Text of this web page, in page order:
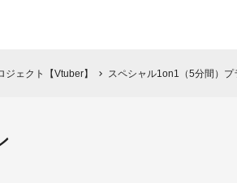
ェクト【Vtuber】 chevron_right スペシャル1on1（5分間）プ